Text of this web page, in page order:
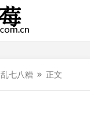
乱七八糟 正文